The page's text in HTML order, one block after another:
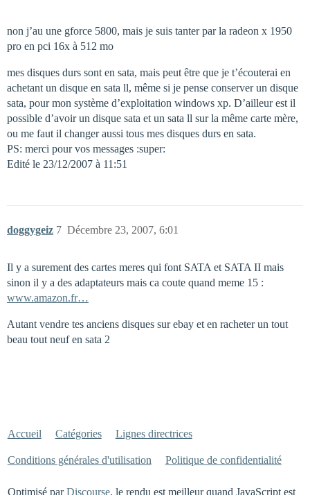
non j’au une gforce 5800, mais je suis tanter par la radeon x 1950
pro en pci 16x à 512 mo
mes disques durs sont en sata, mais peut être que je t’écouterai en
achetant un disque en sata ll, même si je pense conserver un disque
sata, pour mon système d’exploitation windows xp. D’ailleur est il
possible d’avoir un disque sata et un sata ll sur la même carte mère,
ou me faut il changer aussi tous mes disques durs en sata.
PS: merci pour vos messages :super:
Edité le 23/12/2007 à 11:51
doggygeiz Décembre 23, 2007, 6:01
7
Il y a surement des cartes meres qui font SATA et SATA II mais
sinon il y a des adaptateurs mais ca coute quand meme 15 :
www.amazon.fr…
Autant vendre tes anciens disques sur ebay et en racheter un tout
beau tout neuf en sata 2
Accueil Catégories Lignes directrices
Conditions générales d'utilisation Politique de confidentialité
Optimisé parDiscourse, le rendu est meilleur quand JavaScript est